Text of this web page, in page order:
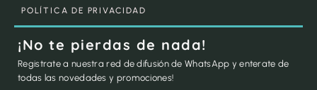
POLÍTICA DE PRIVACIDAD
¡No te pierdas de nada!
Registrate a nuestra red de difusión de WhatsApp y enterate de
todas las novedades y promociones!